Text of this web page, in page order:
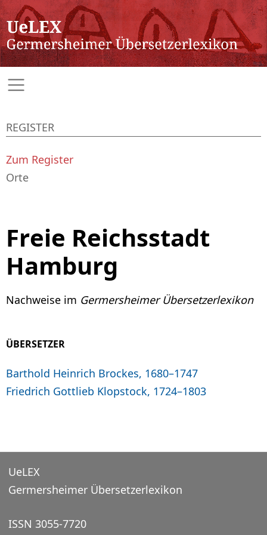
Freie Reichsstadt
Hamburg
Nachweise im Germersheimer Übersetzerlexikon
ÜBERSETZER
Barthold Heinrich Brockes, 1680–1747
Friedrich Gottlieb Klopstock, 1724–1803
REGISTER
Zum Register
Orte
UeLEX
Germersheimer Übersetzerlexikon
ISSN 3055-7720